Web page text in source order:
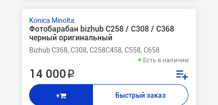
Konica Minolta
Фотобарабан bizhub C258 / C308 / C368
черный оригинальный
Bizhub C368, C308, C258C458, C558, C658
Есть в наличии
14 000 ₽
+ Быстрый заказ